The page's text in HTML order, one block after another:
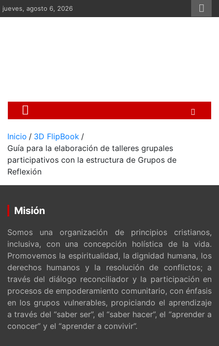
Saltar
al
jueves, agosto 6, 2026
Inicio
3D FlipBook
Guía para la elaboración de talleres grupales
participativos con la estructura de Grupos de
Reflexión
Misión
Somos una organización de principios cristianos,
inclusiva, con una concepción holística de la vida.
Promovemos la espiritualidad, la dignidad humana, los
derechos humanos y la resolución de conflictos; a
través del diálogo reconciliador y la participación en
procesos de empoderamiento comunitario, con énfasis
en los grupos vulnerables, propiciando el aprendizaje
a través del “saber ser”, el “saber hacer”, el “aprender a
conocer” y el “aprender a convivir”.